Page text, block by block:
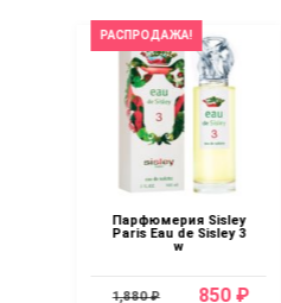
РАСПРОДАЖА!
Парфюмерия Sisley
Paris Eau de Sisley 3
w
1,880 ₽ 850 ₽